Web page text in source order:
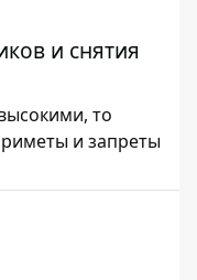
и снятия
то
и запреты